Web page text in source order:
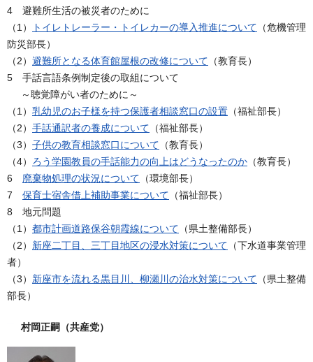
4 避難所生活の被災者のために
（1）
トイレトレーラー・トイレカーの導入推進について （危機管理
防災部長）
（2） 避難所となる体育館屋根の改修について （教育長）
5 手話言語条例制定後の取組について
～聴覚障がい者のために～
（1） 乳幼児のお子様を持つ保護者相談窓口の設置 （福祉部長）
（2） 手話通訳者の養成について （福祉部長）
（3） 子供の教育相談窓口について （教育長）
（4） ろう学園教員の手話能力の向上はどうなったのか （教育長）
6 廃棄物処理の状況について （環境部長）
7 保育士宿舎借上補助事業について （福祉部長）
8 地元問題
（1） 都市計画道路保谷朝霞線について （県土整備部長）
（2） 新座二丁目、三丁目地区の浸水対策について （下水道事業管理
者）
（3） 新座市を流れる黒目川、柳瀬川の治水対策について （県土整備
部長）
村岡正嗣（共産党）